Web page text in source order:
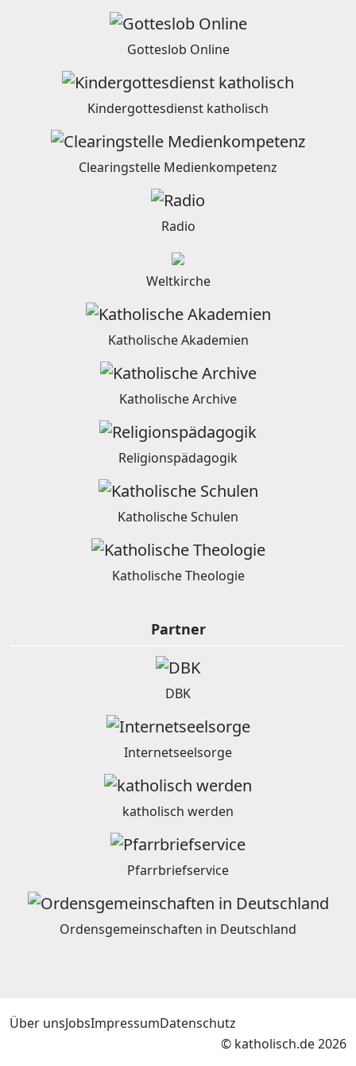
Gotteslob Online
Kindergottesdienst katholisch
Clearingstelle Medienkompetenz
Radio
Weltkirche
Katholische Akademien
Katholische Archive
Religionspädagogik
Katholische Schulen
Katholische Theologie
Partner
DBK
Internetseelsorge
katholisch werden
Pfarrbriefservice
Ordensgemeinschaften in Deutschland
Über unsJobsImpressumDatenschutz
© katholisch.de 2026